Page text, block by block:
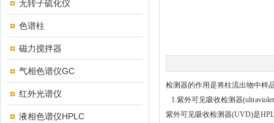
无转子硫化仪
色谱柱
磁力搅拌器
气相色谱仪GC
红外光谱仪
液相色谱仪HPLC
检测器的作用是将柱流出物中样
1.紫外可见吸收检测器
紫外可见吸收检测器(UVD)是